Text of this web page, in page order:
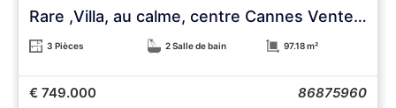
Rare ,Villa, au calme, centre Cannes Vente Urgente
3 Pièces 2 Salle de bain 97.18 m²
€ 749.000 86875960